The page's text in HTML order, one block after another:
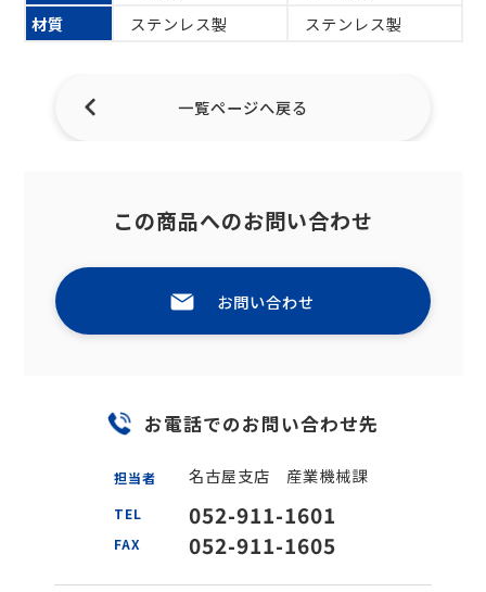
材質
ステンレス製 ステンレス製
一覧ページへ戻る
この商品へのお問い合わせ
お問い合わせ
お電話でのお問い合わせ先
担当者 名古屋支店 産業機械課
TEL 052-911-1601
FAX 052-911-1605